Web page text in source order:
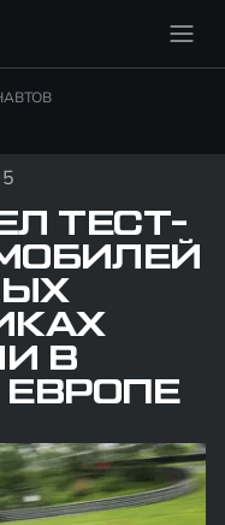
ТЕСТ-
В